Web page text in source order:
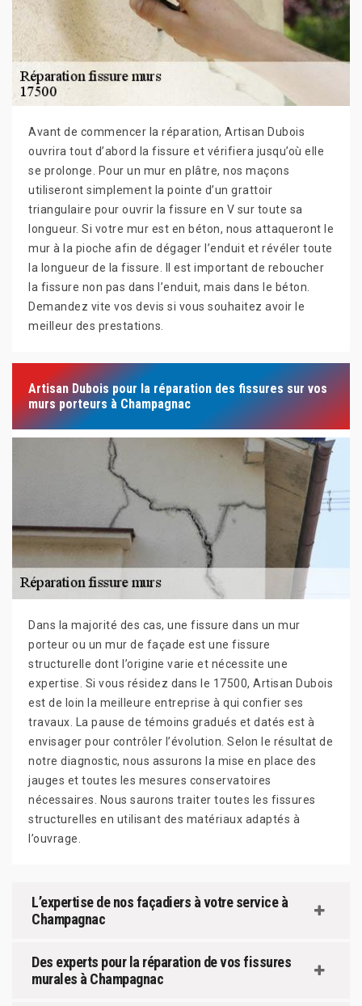
Avant de commencer la réparation, Artisan Dubois
ouvrira tout d’abord la fissure et vérifiera jusqu’où elle
se prolonge. Pour un mur en plâtre, nos maçons
utiliseront simplement la pointe d’un grattoir
triangulaire pour ouvrir la fissure en V sur toute sa
longueur. Si votre mur est en béton, nous attaqueront le
mur à la pioche afin de dégager l’enduit et révéler toute
la longueur de la fissure. Il est important de reboucher
la fissure non pas dans l’enduit, mais dans le béton.
Demandez vite vos devis si vous souhaitez avoir le
meilleur des prestations.
Artisan Dubois pour la réparation des fissures sur vos
murs porteurs à Champagnac
Dans la majorité des cas, une fissure dans un mur
porteur ou un mur de façade est une fissure
structurelle dont l’origine varie et nécessite une
expertise. Si vous résidez dans le 17500, Artisan Dubois
est de loin la meilleure entreprise à qui confier ses
travaux. La pause de témoins gradués et datés est à
envisager pour contrôler l’évolution. Selon le résultat de
notre diagnostic, nous assurons la mise en place des
jauges et toutes les mesures conservatoires
nécessaires. Nous saurons traiter toutes les fissures
structurelles en utilisant des matériaux adaptés à
l’ouvrage.
L’expertise de nos façadiers à votre service à
Champagnac
Des experts pour la réparation de vos fissures
murales à Champagnac